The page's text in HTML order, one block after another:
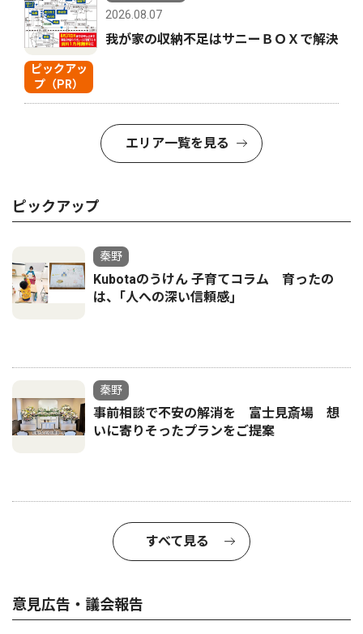
ピックアッ
プ（PR）
2026.08.07
我が家の収納不足はサニーＢＯＸで解決
エリア一覧を見る
ピックアップ
秦野
Kubotaのうけん 子育てコラム 育ったの
は、｢人への深い信頼感｣
秦野
事前相談で不安の解消を 富士見斎場 想
いに寄りそったプランをご提案
すべて見る
意見広告・議会報告